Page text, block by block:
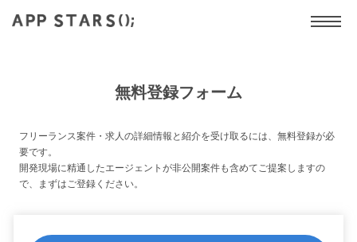
無料登録フォーム
フリーランス案件・求人の詳細情報と紹介を受け取るには、無料登録が必
要です。
開発現場に精通したエージェントが非公開案件も含めてご提案しますの
で、まずはご登録ください。